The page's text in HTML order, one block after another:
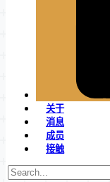
关于
消息
成员
接触